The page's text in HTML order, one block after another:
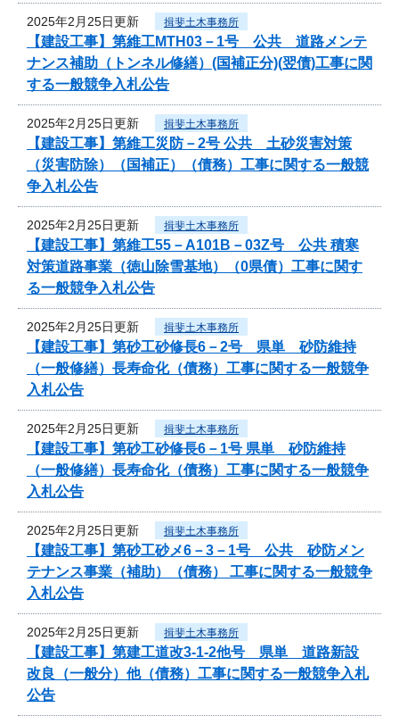
2025年2月25日更新 揖斐土木事務所
【建設工事】第維工MTH03－1号 公共 道路メンテ
ナンス補助（トンネル修繕）(国補正分)(翌債)工事に関
する一般競争入札公告
2025年2月25日更新 揖斐土木事務所
【建設工事】第維工災防－2号 公共 土砂災害対策
（災害防除）（国補正）（債務）工事に関する一般競
争入札公告
2025年2月25日更新 揖斐土木事務所
【建設工事】第維工55－A101B－03Z号 公共 積寒
対策道路事業（徳山除雪基地）（0県債）工事に関す
る一般競争入札公告
2025年2月25日更新 揖斐土木事務所
【建設工事】第砂工砂修長6－2号 県単 砂防維持
（一般修繕）長寿命化（債務）工事に関する一般競争
入札公告
2025年2月25日更新 揖斐土木事務所
【建設工事】第砂工砂修長6－1号 県単 砂防維持
（一般修繕）長寿命化（債務）工事に関する一般競争
入札公告
2025年2月25日更新 揖斐土木事務所
【建設工事】第砂工砂メ6－3－1号 公共 砂防メン
テナンス事業（補助）（債務） 工事に関する一般競争
入札公告
2025年2月25日更新 揖斐土木事務所
【建設工事】第建工道改3-1-2他号 県単 道路新設
改良（一般分）他（債務）工事に関する一般競争入札
公告